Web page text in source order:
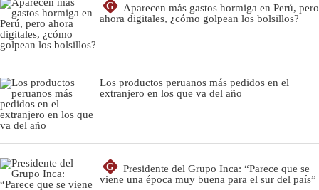
G
Aparecen más gastos hormiga en Perú, pero
ahora digitales, ¿cómo golpean los bolsillos?
Los productos peruanos más pedidos en el
extranjero en los que va del año
G
Presidente del Grupo Inca: “Parece que se
viene una época muy buena para el sur del país”